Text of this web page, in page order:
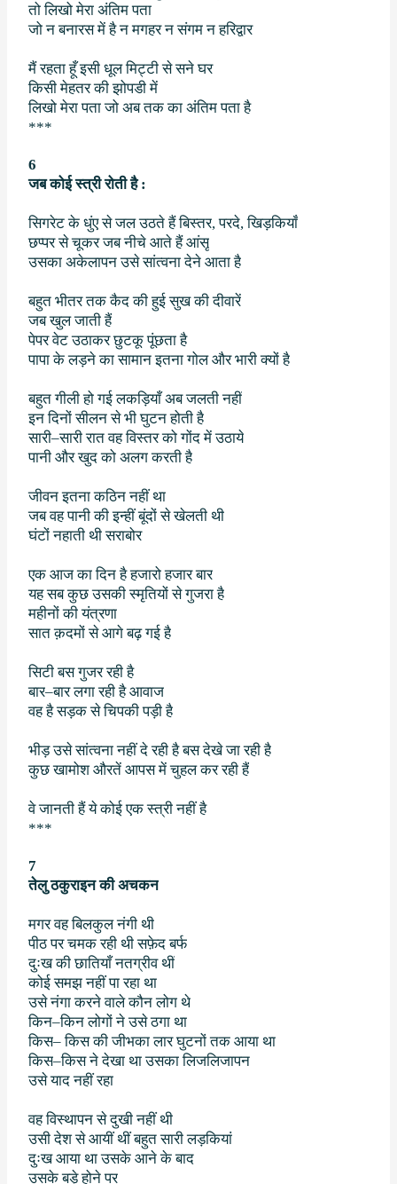
तो लिखो मेरा अंतिम पता
जो न बनारस में है न मगहर न संगम न हरिद्वार
मैं रहता हूँ इसी धूल मिट्टी से सने घर
किसी मेहतर की झोपडी में
लिखो मेरा पता जो अब तक का अंतिम पता है
***
6
जब कोई स्त्री रोती है:
सिगरेट के धुंए से जल उठते हैं बिस्तर,परदे,खिड़कियाँ
छप्पर से चूकर जब नीचे आते हैं आंसू
उसका अकेलापन उसे सांत्वना देने आता है
बहुत भीतर तक कैद की हुई सुख की दीवारें
जब खुल जाती हैं
पेपर वेट उठाकर छुटकू पूंछता है
पापा के लड़ने का सामान इतना गोल और भारी क्यों है
बहुत गीली हो गई लकड़ियाँ अब जलती नहीं
इन दिनों सीलन से भी घुटन होती है
सारी–सारी रात वह विस्तर को गोंद में उठाये
पानी और खुद को अलग करती है
जीवन इतना कठिन नहीं था
जब वह पानी की इन्हीं बूंदों से खेलती थी
घंटों नहाती थी सराबोर
एक आज का दिन है हजारो हजार बार
यह सब कुछ उसकी स्मृतियों से गुजरा है
महीनों की यंत्रणा
सात क़दमों से आगे बढ़ गई है
सिटी बस गुजर रही है
बार–बार लगा रही है आवाज
वह है सड़क से चिपकी पड़ी है
भीड़ उसे सांत्वना नहीं दे रही है बस देखे जा रही है
कुछ खामोश औरतें आपस में चुहल कर रही हैं
वे जानती हैं ये कोई एक स्त्री नहीं है
***
7
तेलु ठकुराइन की अचकन
मगर वह बिलकुल नंगी थी
पीठ पर चमक रही थी सफ़ेद बर्फ
दुःख की छातियाँ नतग्रीव थीं
कोई समझ नहीं पा रहा था
उसे नंगा करने वाले कौन लोग थे
किन–किन लोगों ने उसे ठगा था
किस– किस की जीभका लार घुटनों तक आया था
किस–किस ने देखा था उसका लिजलिजापन
उसे याद नहीं रहा
वह विस्थापन से दुखी नहीं थी
उसी देश से आयीं थीं बहुत सारी लड़कियां
दुःख आया था उसके आने के बाद
उसके बड़े होने पर